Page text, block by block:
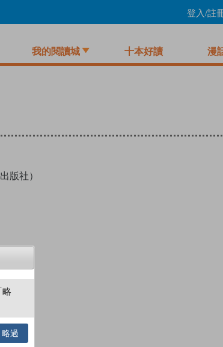
登入/註
我的閱讀城 十本好讀 漫
版社）
略
略過